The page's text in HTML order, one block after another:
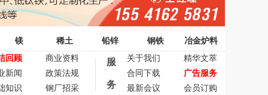
镁 稀土 铅锌 钢铁
冶金炉料
回顾
商业资料
新闻
政策法规
知识
钢厂招采
服
务
关于我们
精华文萃
合同下载
广告服务
最新会议
会员订购